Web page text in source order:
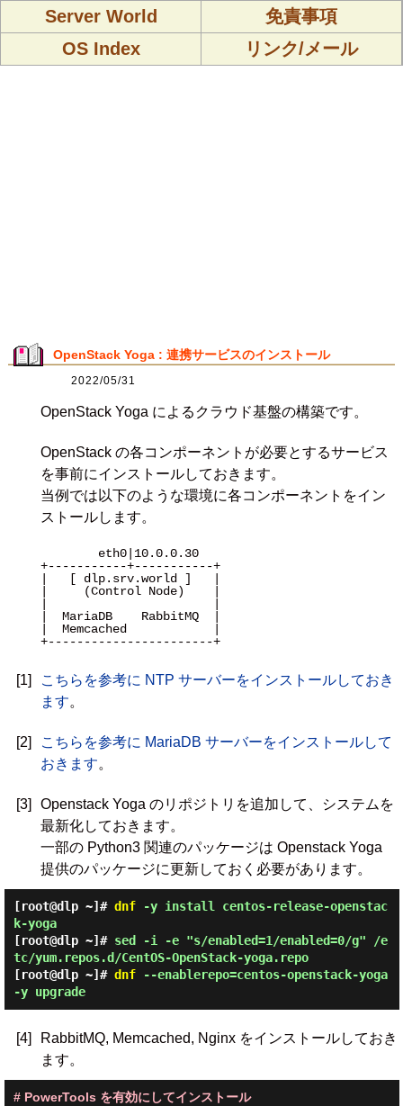
Server World
免責事項
OS Index
リンク/メール
OpenStack Yoga : 連携サービスのインストール
2022/05/31
OpenStack Yoga によるクラウド基盤の構築です。
OpenStack の各コンポーネントが必要とするサービス
を事前にインストールしておきます。
当例では以下のような環境に各コンポーネントをイン
ストールします。
+-----------+-----------+
|   [ dlp.srv.world ]   |
|     (Control Node)    |
|  MariaDB    RabbitMQ  |
|  Memcached            |
+-----------------------+
[1]
こちらを参考に NTP サーバーをインストールしておき
ます。
[2]
こちらを参考に MariaDB サーバーをインストールして
おきます。
[3]
Openstack Yoga のリポジトリを追加して、システムを
最新化しておきます。
一部の Python3 関連のパッケージは Openstack Yoga
提供のパッケージに更新しておく必要があります。
[root@dlp ~]# dnf-y install centos-release-openstac
k-yoga
[root@dlp ~]# sed -i -e "s/enabled=1/enabled=0/g" /e
tc/yum.repos.d/CentOS-OpenStack-yoga.repo
[root@dlp ~]# dnf--enablerepo=centos-openstack-yoga
-y upgrade
[4]
RabbitMQ, Memcached, Nginx をインストールしておき
ます。
# PowerTools を有効にしてインストール